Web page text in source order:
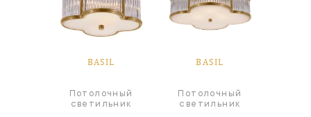
BASIL
Потолочный
светильник
BASIL
Потолочный
светильник